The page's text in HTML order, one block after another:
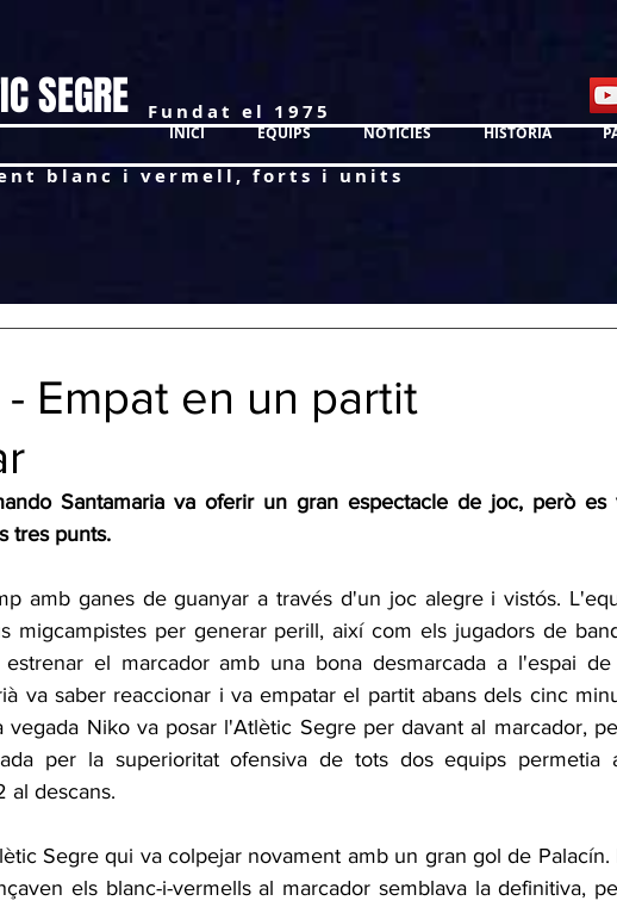
SEGRE Fundat el 1975
blanc i vermell, forts i units
- Empat en un partit
Santamaria va oferir un gran espectacle de joc, però es
tres punts.
amb ganes de guanyar a través d'un joc alegre i vistós.
migcampistes per generar perill, així com els jugadors de
el marcador amb una bona desmarcada a l'espai
va saber reaccionar i va empatar el partit abans dels cinc
vegada Niko va posar l'Atlètic Segre per davant al marcador,
per la superioritat ofensiva de tots dos equips permetia
al descans.
els blanc-i-vermells al marcador semblava la definitiva,
INICI EQUIPS NOTÍCIES HISTÒRIA